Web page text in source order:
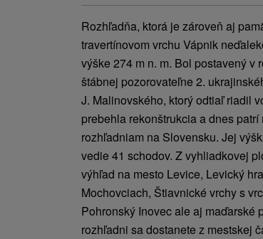
Rozhľadňa, ktorá je zároveň aj
travertínovom vrchu Vápnik
výške 274 m n. m. Bol postavený v
štábnej pozorovateľne 2.
J. Malinovského, ktorý odtiaľ riadil
prebehla rekonštrukcia a dnes
rozhľadniam na Slovensku. Jej
vedie 41 schodov. Z vyhliadkovej
výhľad na mesto Levice, Levický
Mochovciach, Štiavnické vrchy s
Pohronský Inovec ale aj maďarské
rozhľadni sa dostanete z mestskej